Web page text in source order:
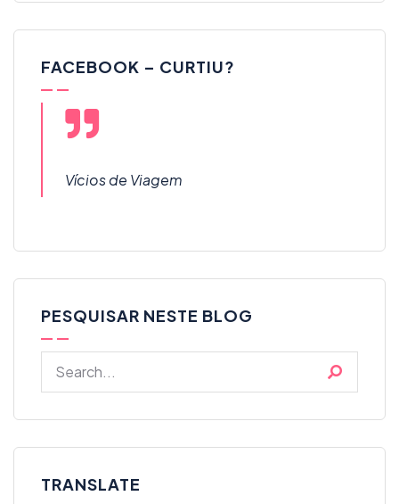
FACEBOOK – CURTIU?
Vícios de Viagem
PESQUISAR NESTE BLOG
TRANSLATE